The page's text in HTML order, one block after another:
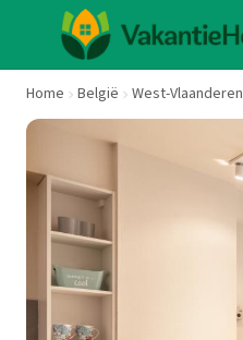
Home België West-Vlaanderen